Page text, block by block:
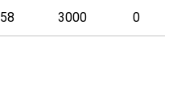
58 3000 0